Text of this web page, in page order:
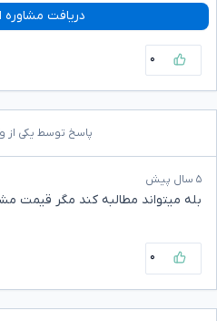
دریافت مشاوره
۰
پاسخ توسط یکی از
۵ سال پیش
بله میتواند مطالبه کند مگر قیمت
۰